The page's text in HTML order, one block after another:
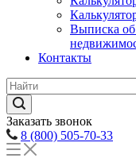
Выписка об
Контакты
Заказать звонок
8 (800) 505-70-33